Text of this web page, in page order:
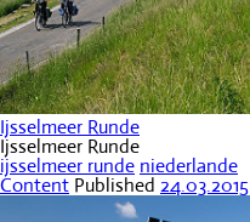
Ijsselmeer Runde
Ijsselmeer Runde
ijsselmeer runde niederlande
Content Published 24.03.2015